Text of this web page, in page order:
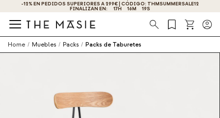
-12% EN PEDIDOS SUPERIORES A 299€ | CÓDIGO: THMSUMMERSALE12
FINALIZAN EN: 17H 16M 18S
¡OBTÉN UN -10% DE DESCUENTO AL SUSCRIBIRTE AHORA!
Búsqueda
Home / Muebles / Packs / Packs de Taburetes